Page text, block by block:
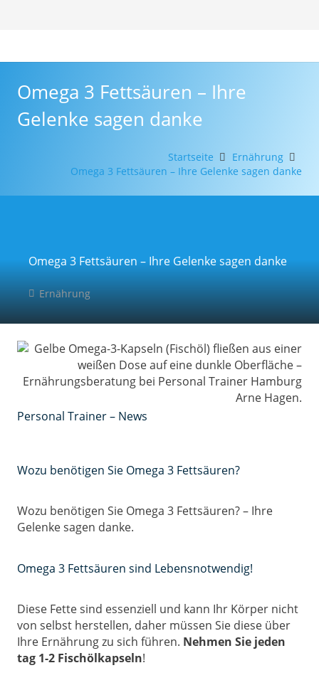
Omega 3 Fettsäuren – Ihre
Gelenke sagen danke
Startseite
Ernährung
Omega 3 Fettsäuren – Ihre Gelenke sagen danke
Omega 3 Fettsäuren – Ihre Gelenke sagen danke
Ernährung
Personal Trainer – News
Wozu benötigen Sie Omega 3 Fettsäuren?
Wozu benötigen Sie Omega 3 Fettsäuren? – Ihre
Gelenke sagen danke.
Omega 3 Fettsäuren sind Lebensnotwendig!
Diese Fette sind essenziell und kann Ihr Körper nicht
von selbst herstellen, daher müssen Sie diese über
Ihre Ernährung zu sich führen. Nehmen Sie jeden
tag 1-2 Fischölkapseln!